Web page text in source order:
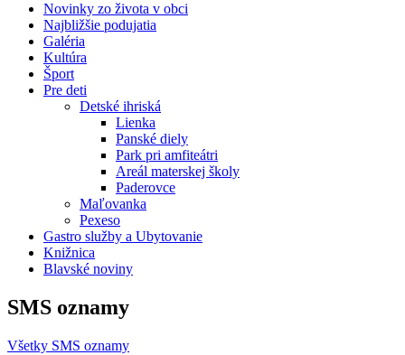
Novinky zo života v obci
Najbližšie podujatia
Galéria
Kultúra
Šport
Pre deti
Detské ihriská
Lienka
Panské diely
Park pri amfiteátri
Areál materskej školy
Paderovce
Maľovanka
Pexeso
Gastro služby a Ubytovanie
Knižnica
Blavské noviny
SMS oznamy
Všetky SMS oznamy